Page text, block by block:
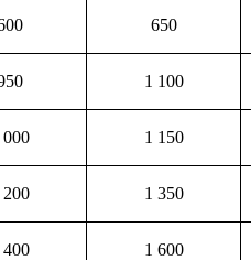
650
1 100
000 1 150
200 1 350
400 1 600